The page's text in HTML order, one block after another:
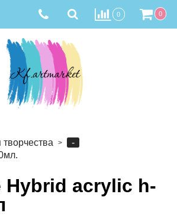
0 0
-
Hybrid acrylic h-